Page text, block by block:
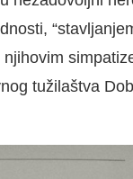
tužilaštva